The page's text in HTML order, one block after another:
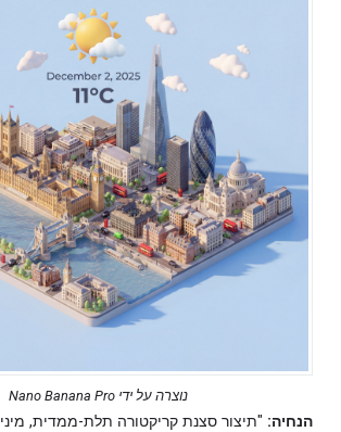
נוצרה על ידי Nano Banana Pro
הנחיה: "תיצור סצנת קריקטורה תלת-ממדית,